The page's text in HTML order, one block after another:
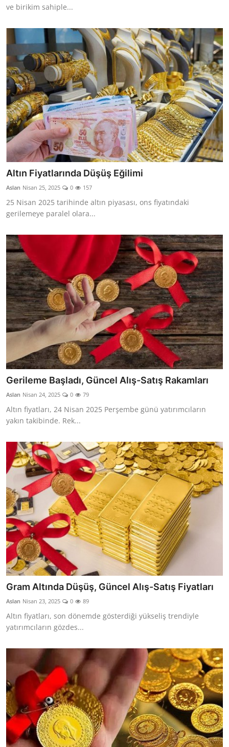
ve birikim sahiple...
Altın Fiyatlarında Düşüş Eğilimi
Aslan Nisan 25, 2025 0 157
25 Nisan 2025 tarihinde altın piyasası, ons fiyatındaki
gerilemeye paralel olara...
Gerileme Başladı, Güncel Alış-Satış Rakamları
Aslan Nisan 24, 2025 0 79
Altın fiyatları, 24 Nisan 2025 Perşembe günü yatırımcıların
yakın takibinde. Rek...
Gram Altında Düşüş, Güncel Alış-Satış Fiyatları
Aslan Nisan 23, 2025 0 89
Altın fiyatları, son dönemde gösterdiği yükseliş trendiyle
yatırımcıların gözdes...